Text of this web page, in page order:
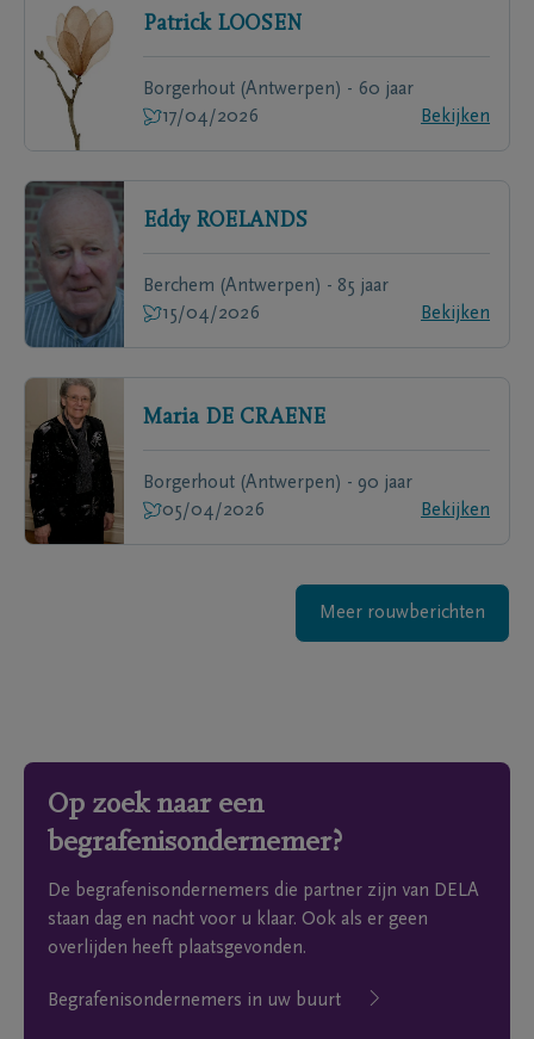
Patrick LOOSEN
Borgerhout (Antwerpen) - 60 jaar
17/04/2026
Bekijken
Eddy ROELANDS
Berchem (Antwerpen) - 85 jaar
15/04/2026
Bekijken
Maria DE CRAENE
Borgerhout (Antwerpen) - 90 jaar
05/04/2026
Bekijken
Meer rouwberichten
Op zoek naar een
begrafenisondernemer?
De begrafenisondernemers die partner zijn van DELA
staan dag en nacht voor u klaar. Ook als er geen
overlijden heeft plaatsgevonden.
Begrafenisondernemers in uw buurt